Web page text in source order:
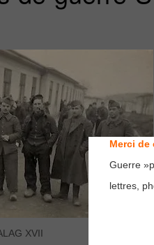
XVII
Merci de
Guerre
lettres,